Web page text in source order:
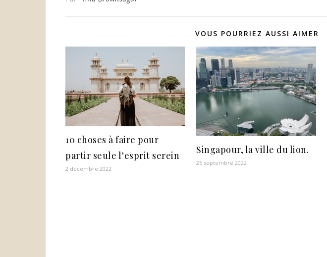
VOUS POURRIEZ AUSSI AIMER
10 choses à faire pour
partir seule l’esprit serein
2 décembre 2022
Singapour, la ville du lion.
25 septembre 2022